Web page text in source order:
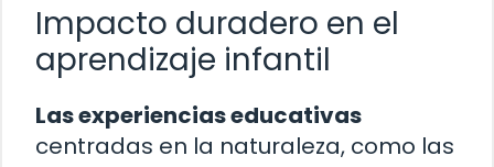
Impacto duradero en el
aprendizaje infantil
Las experiencias educativas
centradas en la naturaleza, como las